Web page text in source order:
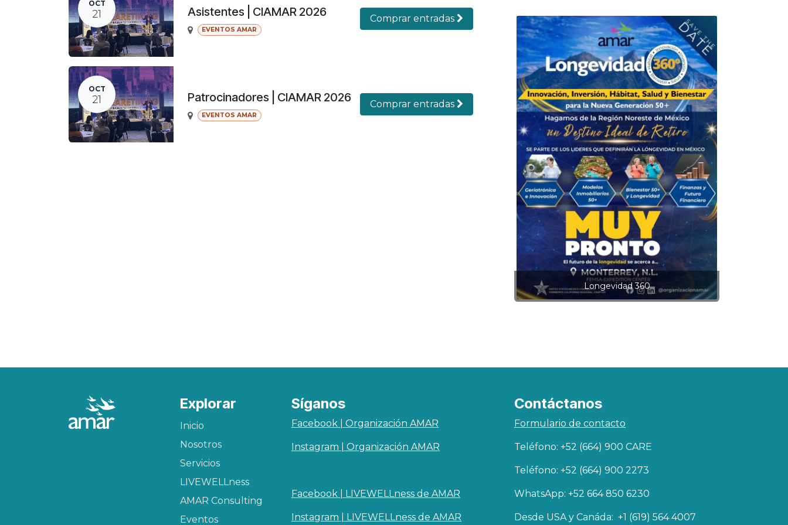
OCT
21 Asistentes | CIAMAR 2026
EVENTOS AMAR
Comprar entradas
OCT
21 Patrocinadores | CIAMAR 2026
EVENTOS AMAR
Comprar entradas
Longevidad 360
Explorar
Inicio
Nosotros
Servicios
LIVEWELLness
AMAR Consulting
Eventos
Síganos
Facebook | Organización AMAR
Instagram | Organización AMAR
Facebook | LIVEWELLness de AMAR
Instagram | LIVEWELLness de AMAR
Contáctanos
Formulario de contacto
Teléfono: +52 (664) 900 CARE
Teléfono: +52 (664) 900 2273
WhatsApp: +52 664 850 6230
Desde USA y Canáda: +1 (619) 564 4007